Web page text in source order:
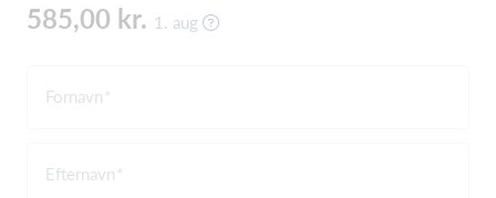
585,00 kr. 1. aug
Fornavn
Efternavn